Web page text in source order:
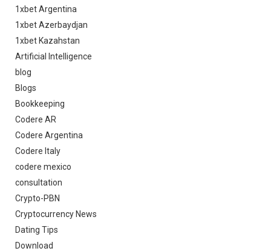
1xbet Argentina
1xbet Azerbaydjan
1xbet Kazahstan
Artificial Intelligence
blog
Blogs
Bookkeeping
Codere AR
Codere Argentina
Codere Italy
codere mexico
consultation
Crypto-PBN
Cryptocurrency News
Dating Tips
Download